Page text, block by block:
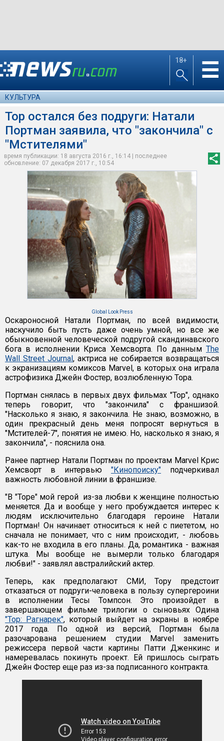
18+ ☰
КУЛЬТУРА
Тор остался без подруги: Натали
Портман заявила, что "закончила" с
"Мстителями"
время публикации: 18 августа 2016 г., 16:14 | последнее
обновление: 07 декабря 2017 г., 10:54
Global Look Press
Оскароносной Натали Портман, по всей видимости,
наскучило быть пусть даже очень умной, но все же
обыкновенной человеческой подругой скандинавского
бога в исполнении Криса Хемсворта. По данным The
Wall Street Journal, актриса не собирается возвращаться
к экранизациям комиксов Marvel, в которых она играла
астрофизика Джейн Фостер, возлюбленную Тора.
Портман снялась в первых двух фильмах "Тор", однако
теперь говорит, что "закончила" с франшизой.
"Насколько я знаю, я закончила. Не знаю, возможно, в
один прекрасный день меня попросят вернуться в
"Мстителей-7", понятия не имею. Но, насколько я знаю, я
закончила", - пояснила она.
Ранее партнер Натали Портман по проектам Marvel Крис
Хемсворт в интервью "Кинопоиску" подчеркивал
важность любовной линии в франшизе.
"В "Торе" мой герой из-за любви к женщине полностью
меняется. Да и вообще у него пробуждается интерес к
людям исключительно благодаря героине Натали
Портман! Он начинает относиться к ней с пиететом, но
сначала не понимает, что с ним происходит, - любовь
как-то не входила в его планы. Да, романтика - важная
штука. Мы вообще не вымерли только благодаря
любви!" - заявлял австралийский актер.
Теперь, как предполагают СМИ, Тору предстоит
отказаться от подруги-человека в пользу супергероини
в исполнении Тесы Томпсон. Это произойдет в
завершающем фильме трилогии о сыновьях Одина
"Тор: Рагнарек", который выйдет на экраны в ноябре
2017 года. По одной из версий, Портман была
разочарована решением студии Marvel заменить
режиссера первой части картины Патти Дженкинс и
намеревалась покинуть проект. Ей пришлось сыграть
Джейн Фостер еще раз из-за подписанного контракта.